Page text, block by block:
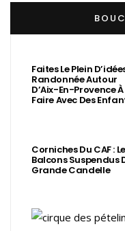
Faites Le Plein
Randonnée Autour
D’Aix-En-Provence À
Faire Avec Des
Corniches Du CAF :
Balcons Suspendus
Grande Candelle